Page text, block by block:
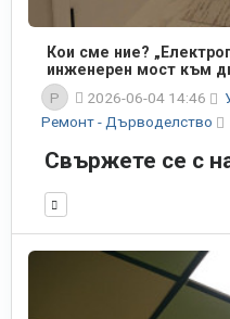
Кои сме ние?
инженерен мост към
P
2026-06-04 14:46
Ремонт - Дърводелство
Свържете се с